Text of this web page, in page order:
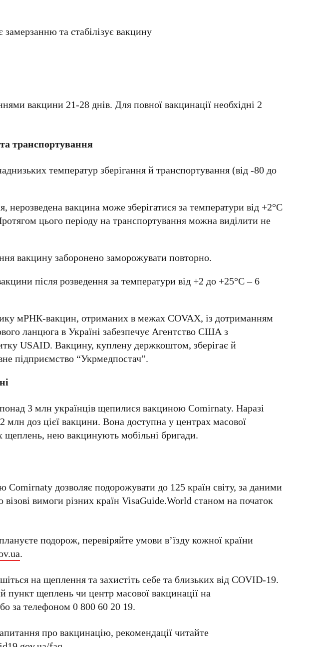
замерзанню та стабілізує вакцину
вакцини 21-28 днів. Для повної вакцинації необхідні 2
транспортування
температур зберігання й транспортування (від -80 до
нерозведена вакцина може зберігатися за температури від +2°C
цього періоду на транспортування можна виділити не
вакцину заборонено заморожувати повторно.
після розведення за температури від +2 до +25°C – 6
мРНК-вакцин, отриманих в межах COVAX, із дотриманням
ланцюга в Україні забезпечує Агентство США з
USAID. Вакцину, куплену держкоштом, зберігає й
підприємство “Укрмедпостач”.
3 млн українців щепилися вакциною Comirnaty. Наразі
млн доз цієї вакцини. Вона доступна у центрах масової
щеплень, нею вакцинують мобільні бригади.
дозволяє подорожувати до 125 країн світу, за даними
вимоги різних країн VisaGuide.World станом на початок
подорож, перевіряйте умови в’їзду кожної країни
.
на щеплення та захистіть себе та близьких від COVID-19.
пункт щеплень чи центр масової вакцинації на
за телефоном 0 800 60 20 19.
про вакцинацію, рекомендації читайте